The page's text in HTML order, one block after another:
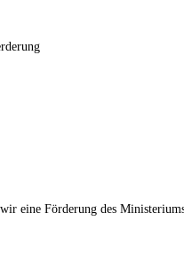
eine Förderung des